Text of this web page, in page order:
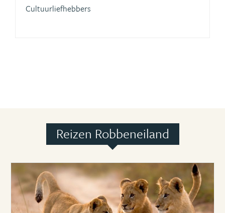
Cultuurliefhebbers
Reizen Robbeneiland